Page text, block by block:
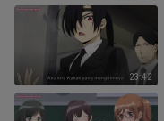
23:42